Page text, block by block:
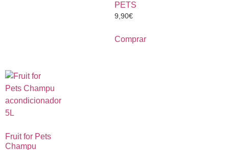
PETS
9,90€
Comprar
Fruit for Pets
Champu